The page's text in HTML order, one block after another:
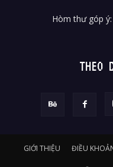
Hòm thư góp ý:
THEO
GIỚI THIỆU ĐIỀU